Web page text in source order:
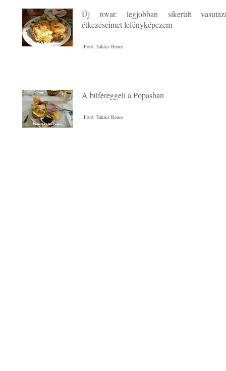
Új rovat: legjobban sikerült
étkezéseimet lefényképezem
Fotó: Takács Bence
A büféreggeli a Popasban
Fotó: Takács Bence